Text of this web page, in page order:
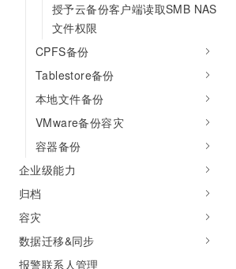
授予云备份客户端读取SMB NAS
文件权限
CPFS备份
Tablestore备份
本地文件备份
VMware备份容灾
容器备份
企业级能力
归档
容灾
数据迁移&同步
报警联系人管理